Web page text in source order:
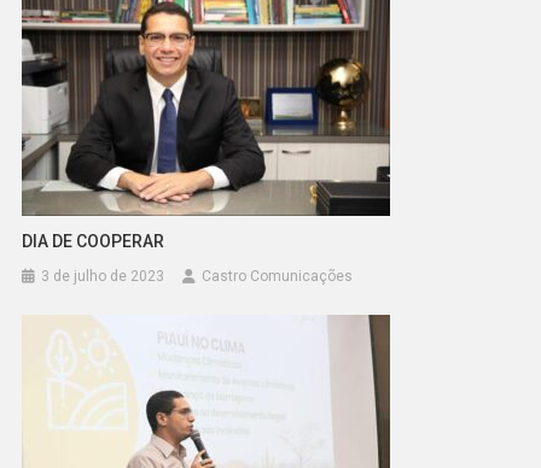
DIA DE COOPERAR
3 de julho de 2023 Castro Comunicações